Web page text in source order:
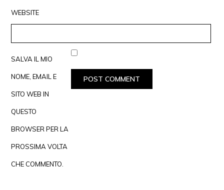
WEBSITE
SALVA IL MIO
NOME, EMAIL E
SITO WEB IN
QUESTO
BROWSER PER LA
PROSSIMA VOLTA
CHE COMMENTO.